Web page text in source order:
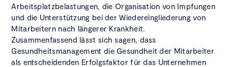
Arbeitsplatzbelastungen, die Organisation von Impfungen
und die Unterstützung bei der Wiedereingliederung von
Mitarbeitern nach längerer Krankheit.
Zusammenfassend lässt sich sagen, dass
Gesundheitsmanagement die Gesundheit der Mitarbeiter
als entscheidenden Erfolgsfaktor für das Unternehmen